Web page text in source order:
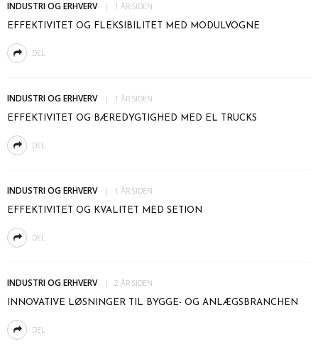
INDUSTRI OG ERHVERV 1 ÅR SIDEN
EFFEKTIVITET OG FLEKSIBILITET MED MODULVOGNE
DEL
INDUSTRI OG ERHVERV 1 ÅR SIDEN
EFFEKTIVITET OG BÆREDYGTIGHED MED EL TRUCKS
DEL
INDUSTRI OG ERHVERV 1 ÅR SIDEN
EFFEKTIVITET OG KVALITET MED SETION
DEL
INDUSTRI OG ERHVERV 2 ÅR SIDEN
INNOVATIVE LØSNINGER TIL BYGGE- OG ANLÆGSBRANCHEN
DEL